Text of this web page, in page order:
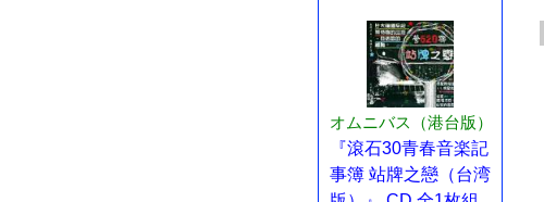
オムニバス（港台版）
『滾石30青春音楽記
事簿 站牌之戀（台湾